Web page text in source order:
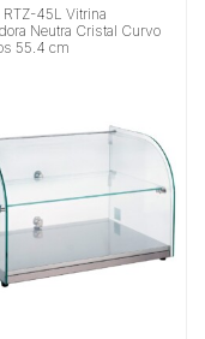
45L Vitrina
Neutra Cristal Curvo
55.4 cm